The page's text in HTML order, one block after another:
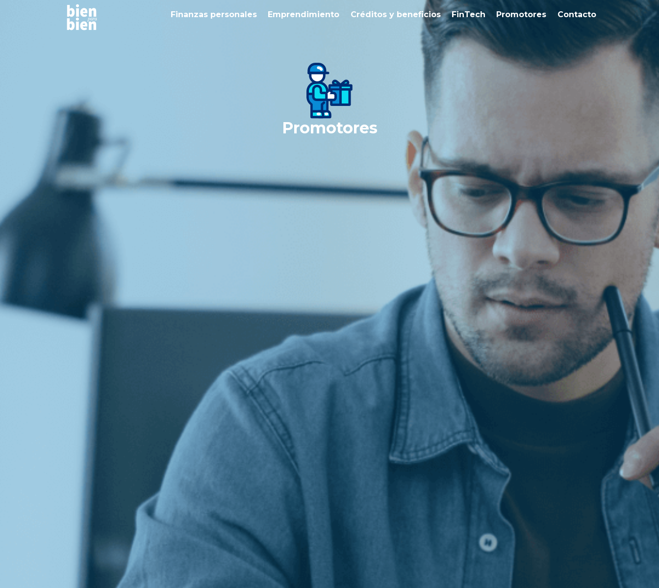
Finanzas personales Emprendimiento Créditos y beneficios FinTech Promotores Contacto
Promotores